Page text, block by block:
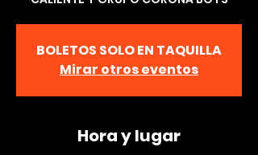
BOLETOS SOLO EN TAQUILLA
Mirar otros eventos
Hora y lugar